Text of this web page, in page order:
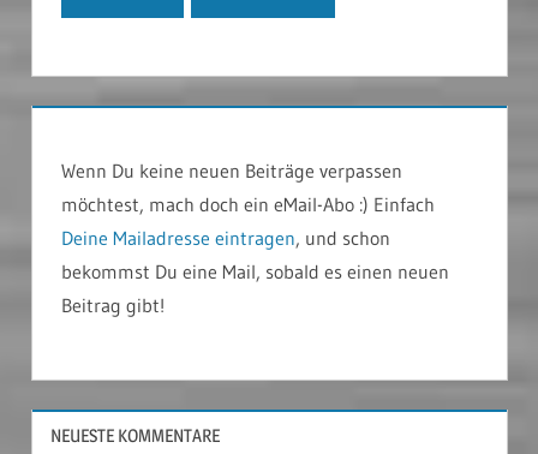
Wenn Du keine neuen Beiträge verpassen
möchtest, mach doch ein eMail-Abo :) Einfach
Deine Mailadresse eintragen, und schon
bekommst Du eine Mail, sobald es einen neuen
Beitrag gibt!
NEUESTE KOMMENTARE